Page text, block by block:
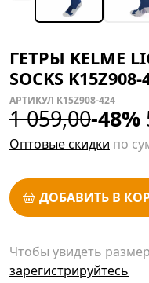
ГЕТРЫ KELME
SOCKS K15Z908-
АРТИКУЛ K15Z908-424
1 059,00-48%
Оптовые скидки по
ДОБАВИТЬ В
Чтобы увидеть
зарегистрируйтесь